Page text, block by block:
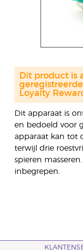
Dit apparaat is
en bedoeld voor
apparaat kan tot
terwijl drie
spieren
inbegrepen.
Dit product is
Loyalty